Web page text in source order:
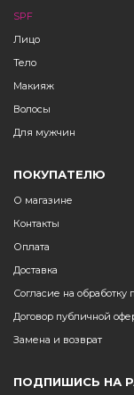
SPF
Лицо
Тело
Макияж
Волосы
Для мужчин
ПОКУПАТЕЛЮ
О магазине
Контакты
Оплата
Доставка
Согласие на
Договор публичной
Замена и возврат
ПОДПИШИСЬ НА